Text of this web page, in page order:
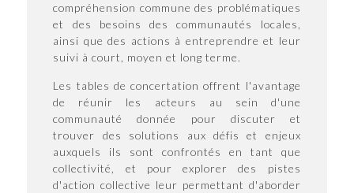
compréhension commune des problématiques
et des besoins des communautés locales,
ainsi que des actions à entreprendre et leur
suivi à court, moyen et long terme.
Les tables de concertation offrent l'avantage
de réunir les acteurs au sein d'une
communauté donnée pour discuter et
trouver des solutions aux défis et enjeux
auxquels ils sont confrontés en tant que
collectivité, et pour explorer des pistes
d'action collective leur permettant d'aborder